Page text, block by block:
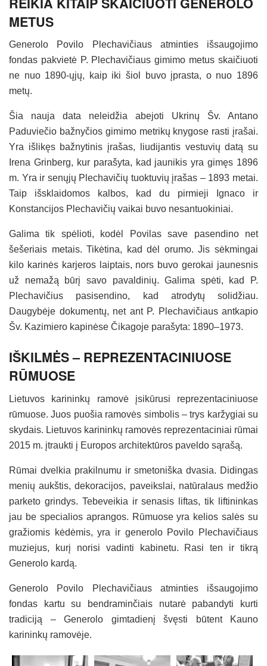
METUS
Generolo Povilo Plechavičiaus atminties išsaugojimo
fondas pakvietė P. Plechavičiaus gimimo metus skaičiuoti
ne nuo 1890-ųjų, kaip iki šiol buvo įprasta, o nuo 1896
metų.
Šia nauja data neleidžia abejoti Ukrinų Šv. Antano
Paduviečio bažnyčios gimimo metrikų knygose rasti įrašai.
Yra išlikęs bažnytinis įrašas, liudijantis vestuvių datą su
Irena Grinberg, kur parašyta, kad jaunikis yra gimęs 1896
m. Yra ir senųjų Plechavičių tuoktuvių įrašas – 1893 metai.
Taip išsklaidomos kalbos, kad du pirmieji Ignaco ir
Konstancijos Plechavičių vaikai buvo nesantuokiniai.
Galima tik spėlioti, kodėl Povilas save pasendino net
šešeriais metais. Tikėtina, kad dėl orumo. Jis sėkmingai
kilo karinės karjeros laiptais, nors buvo gerokai jaunesnis
už nemažą būrį savo pavaldinių. Galima spėti, kad P.
Plechavičius pasisendino, kad atrodytų solidžiau.
Daugybėje dokumentų, net ant P. Plechavičiaus antkapio
Šv. Kazimiero kapinėse Čikagoje parašyta: 1890–1973.
IŠKILMĖS – REPREZENTACINIUOSE
RŪMUOSE
Lietuvos karininkų ramovė įsikūrusi reprezentaciniuose
rūmuose. Juos puošia ramovės simbolis – trys karžygiai su
skydais. Lietuvos karininkų ramovės reprezentaciniai rūmai
2015 m. įtraukti į Europos architektūros paveldo sąrašą.
Rūmai dvelkia prakilnumu ir smetoniška dvasia. Didingas
menių aukštis, dekoracijos, paveikslai, natūralaus medžio
parketo grindys. Tebeveikia ir senasis liftas, tik liftininkas
jau be specialios aprangos. Rūmuose yra kelios salės su
gražiomis kėdėmis, yra ir generolo Povilo Plechavičiaus
muziejus, kurį norisi vadinti kabinetu. Rasi ten ir tikrą
Generolo kardą.
Generolo Povilo Plechavičiaus atminties išsaugojimo
fondas kartu su bendraminčiais nutarė pabandyti kurti
tradiciją – Generolo gimtadienį švęsti būtent Kauno
karininkų ramovėje.